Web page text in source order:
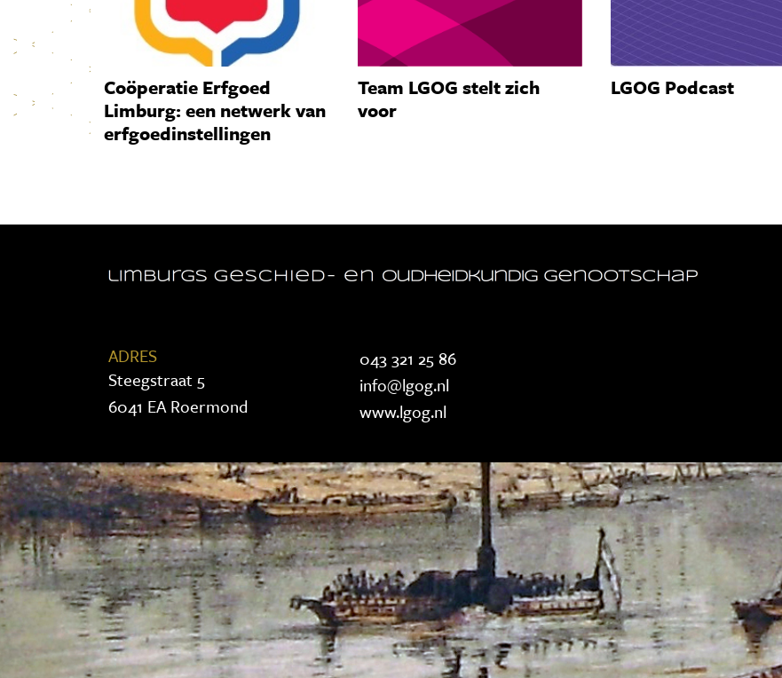
Coöperatie Erfgoed
Limburg: een netwerk van
erfgoedinstellingen
Team LGOG stelt zich
voor
LGOG Podcast
ADRES
Steegstraat 5
6041 EA Roermond
043 321 25 86
info@lgog.nl
www.lgog.nl